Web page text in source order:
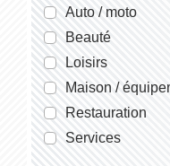
Auto / moto
Beauté
Loisirs
Maison /
Restauration
Services